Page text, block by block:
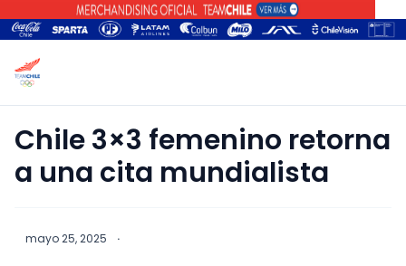
Chile 3×3 femenino retorna
a una cita mundialista
mayo 25, 2025 ·